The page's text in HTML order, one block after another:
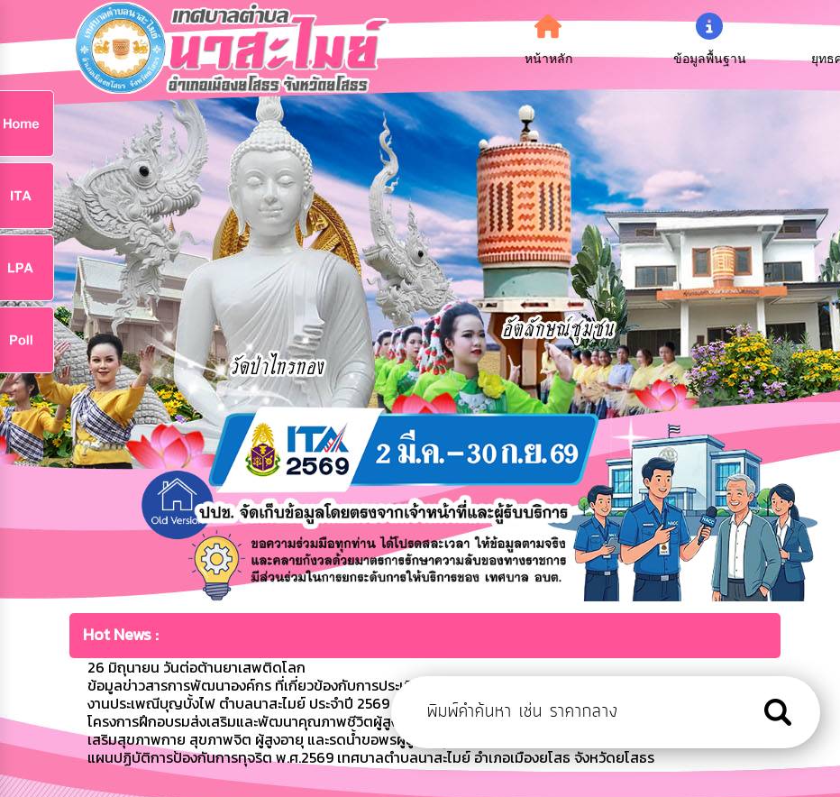
หน้าหลัก ข้อมูลพื้นฐาน ยุทธ
Hot News :
26 มิถุนายน วันต่อต้านยาเสพติดโลก
ข้อมูลข่าวสารการพัฒนาองค์กร ที่เกี่ยวข้องกับการประเมิน ITA ประจำปีงบประมาณ พ.ศ. 2569
งานประเพณีบุญบั้งไฟ ตำบลนาสะไมย์ ประจำปี 2569
โครงการฝึกอบรมส่งเสริมและพัฒนาคุณภาพชีวิตผู้สูงอายุจัดให้มีกิจกรรม ตรวจสุขภาพเบื้องต้นสำหรับผู้สูงอายุ ฝึกอบรมส่ง
เสริมสุขภาพกาย สุขภาพจิต ผู้สูงอายุ และรดน้ำขอพรผู้สูงอายุเนื่องในวันสงกรานต์ ประจำปี 2
แผนปฏิบัติการป้องกันการทุจริต พ.ศ.2569 เทศบาลตำบลนาสะไมย์ อำเภอเมืองยโสธ จังหวัดยโสธร